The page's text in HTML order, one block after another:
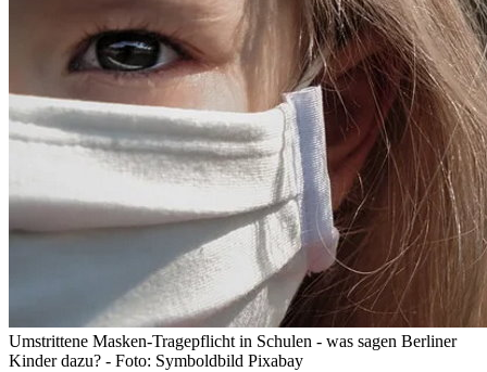
Umstrittene Masken-Tragepflicht in Schulen - was sagen Berliner
Kinder dazu? - Foto: Symboldbild Pixabay